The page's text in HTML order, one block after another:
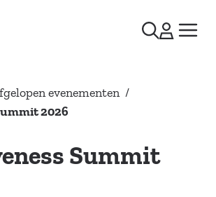
evenementen /
2026
Summit